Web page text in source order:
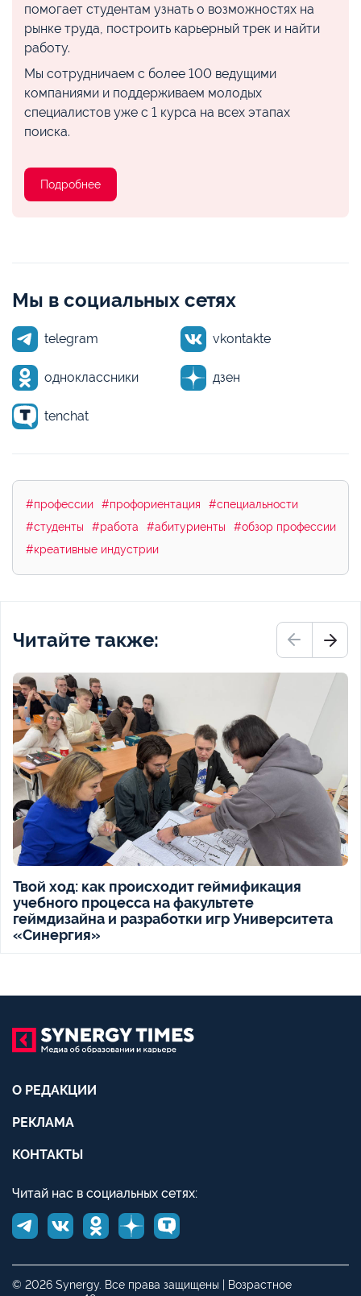
помогает студентам узнать о возможностях на
рынке труда, построить карьерный трек и найти
работу.
Мы сотрудничаем с более 100 ведущими
компаниями и поддерживаем молодых
специалистов уже с 1 курса на всех этапах
поиска.
Подробнее
Мы в социальных сетях
telegram vkontakte
одноклассники дзен
tenchat
#профессии #профориентация
#специальности
#студенты
#работа #абитуриенты
#обзор профессии
#креативные индустрии
Читайте также:
Твой ход: как происходит геймификация
учебного процесса на факультете
геймдизайна и разработки игр Университета
«Синергия»
О РЕДАКЦИИ
РЕКЛАМА
КОНТАКТЫ
Читай нас в социальных сетях:
© 2026 Synergy. Все права защищены | Возрастное